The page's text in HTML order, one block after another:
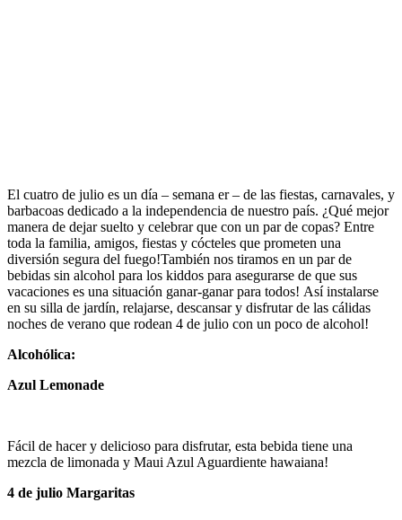
El cuatro de julio es un día – semana er – de las fiestas, carnavales, y
barbacoas dedicado a la independencia de nuestro país. ¿Qué mejor
manera de dejar suelto y celebrar que con un par de copas? Entre
toda la familia, amigos, fiestas y cócteles que prometen una
diversión segura del fuego!También nos tiramos en un par de
bebidas sin alcohol para los kiddos para asegurarse de que sus
vacaciones es una situación ganar-ganar para todos! Así instalarse
en su silla de jardín, relajarse, descansar y disfrutar de las cálidas
noches de verano que rodean 4 de julio con un poco de alcohol!
Alcohólica:
Azul Lemonade
Fácil de hacer y delicioso para disfrutar, esta bebida tiene una
mezcla de limonada y Maui Azul Aguardiente hawaiana!
4 de julio Margaritas